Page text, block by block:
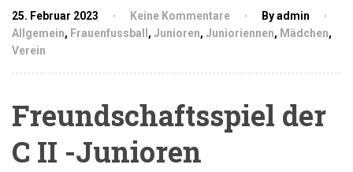
25. Februar 2023 Keine Kommentare
By admin
Allgemein, Frauenfussball , Junioren, Junioriennen, Mädchen,
Verein
Freundschaftsspiel der
C II -Junioren